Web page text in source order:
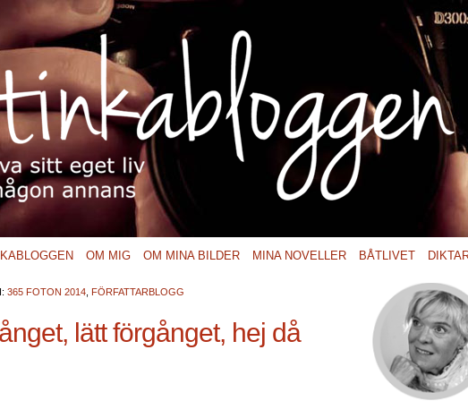
OM MIG OM MINA BILDER MINA NOVELLER BÅTLIVET
365 FOTON 2014, FÖRFATTARBLOGG
lätt förgånget, hej då